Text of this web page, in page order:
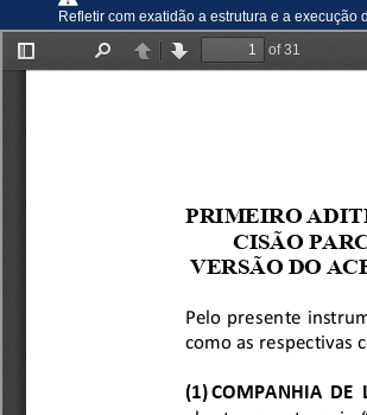
Refletir com exatidão a estrutura e a